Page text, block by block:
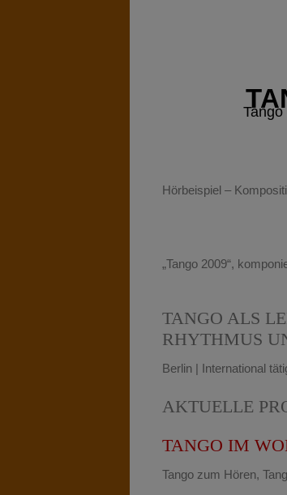
Hörbeispiel –
„Tango 2009“,
TANGO ALS
RHYTHMUS
Berlin | International
AKTUELLE
TANGO IM
Tango zum Hören,